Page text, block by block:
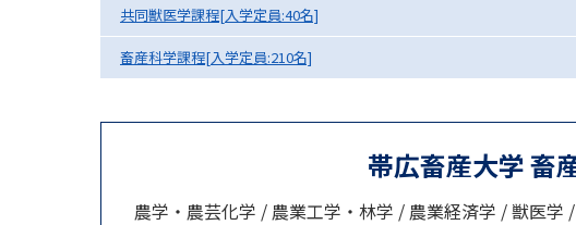
共同獣医学課程[入学定員:40名]
畜産科学課程[入学定員:210名]
帯広畜産大学 畜
農学・農芸化学 / 農業工学・林学 / 農業経済学 / 獣医学